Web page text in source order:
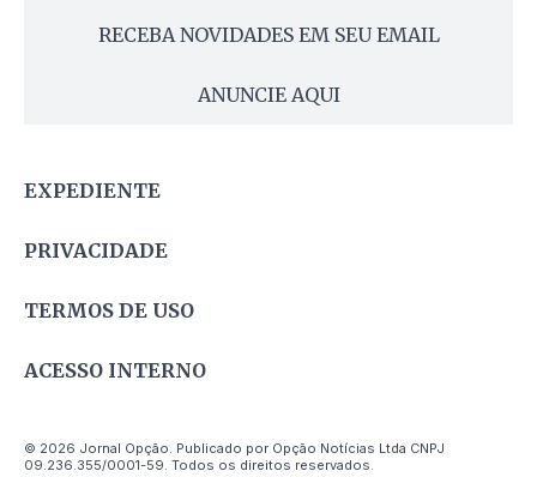
RECEBA NOVIDADES EM SEU EMAIL
ANUNCIE AQUI
EXPEDIENTE
PRIVACIDADE
TERMOS DE USO
ACESSO INTERNO
© 2026 Jornal Opção. Publicado por Opção Notícias Ltda CNPJ
09.236.355/0001-59. Todos os direitos reservados.